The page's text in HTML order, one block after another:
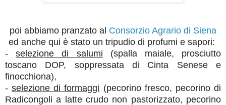
poi abbiamo pranzato al Consorzio Agrario di Siena
ed anche qui è stato un tripudio di profumi e sapori:
-selezione di salumi (spalla maiale, prosciutto
toscano DOP, soppressata di Cinta Senese e
finocchiona),
-selezione di formaggi (pecorino fresco, pecorino di
Radicongoli a latte crudo non pastorizzato, pecorino